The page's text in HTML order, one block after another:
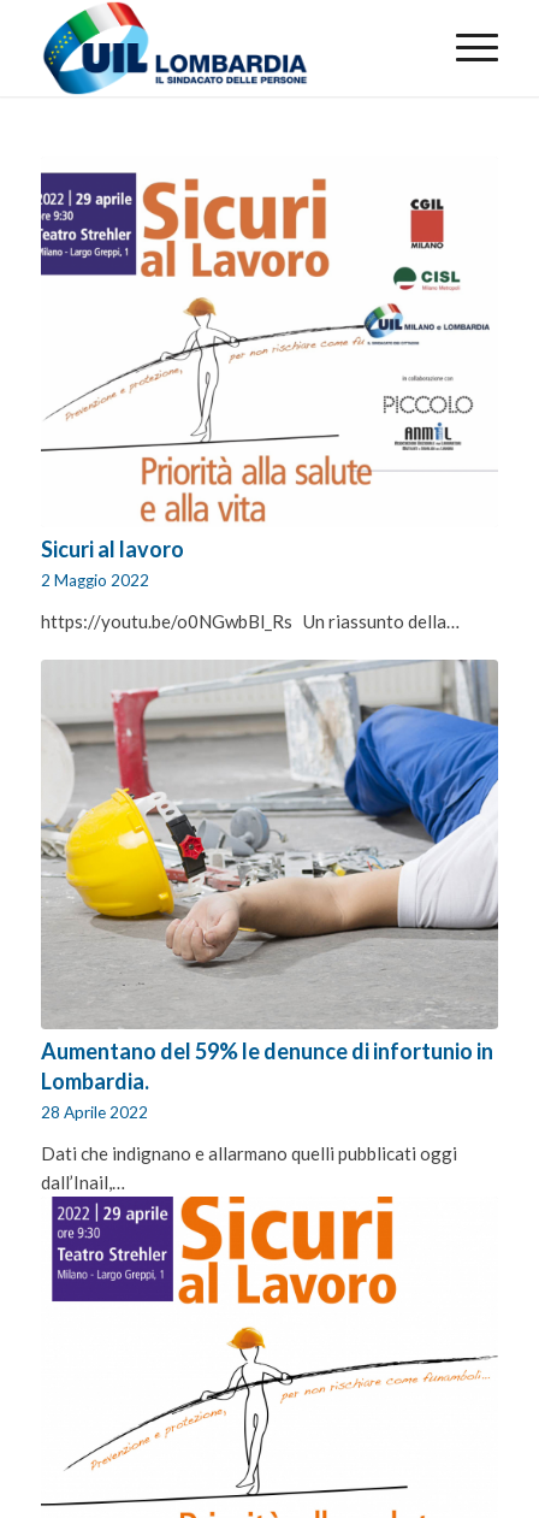
Sicuri al lavoro
2 Maggio 2022
https://youtu.be/o0NGwbBl_Rs Un riassunto della…
Aumentano del 59% le denunce di infortunio in
Lombardia.
28 Aprile 2022
Dati che indignano e allarmano quelli pubblicati oggi
dall’Inail,…